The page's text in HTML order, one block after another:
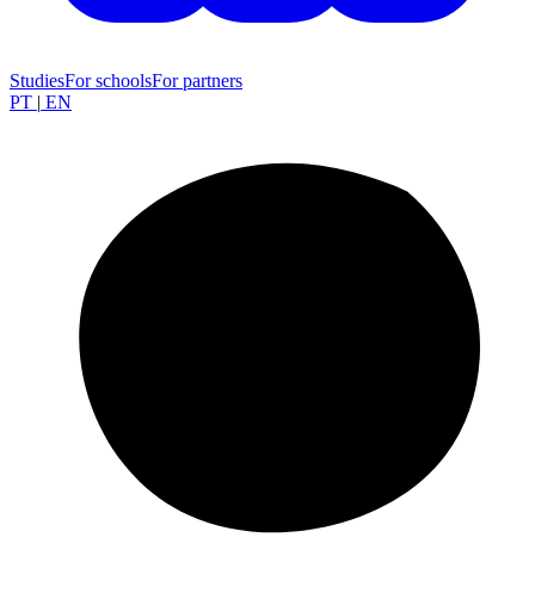
StudiesFor schoolsFor partners
PT | EN